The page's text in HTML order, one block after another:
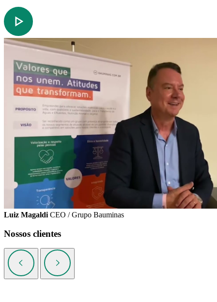
Luiz Magaldi CEO / Grupo Bauminas
Nossos clientes